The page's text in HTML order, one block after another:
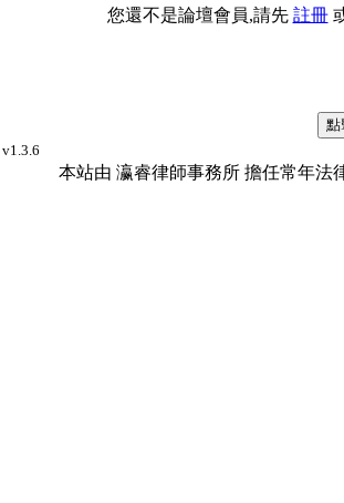
您還不是論壇會員,請先 註冊
v1.3.6
本站由 瀛睿律師事務所 擔任常年法